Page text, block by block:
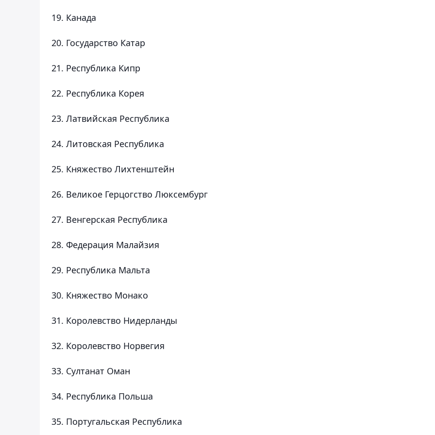
19. Канада
20. Государство Катар
21. Республика Кипр
22. Республика Корея
23. Латвийская Республика
24. Литовская Республика
25. Княжество Лихтенштейн
26. Великое Герцогство Люксембург
27. Венгерская Республика
28. Федерация Малайзия
29. Республика Мальта
30. Княжество Монако
31. Королевство Нидерланды
32. Королевство Норвегия
33. Султанат Оман
34. Республика Польша
35. Португальская Республика